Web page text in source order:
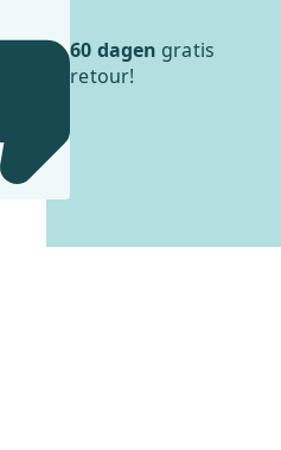
60 dagen gratis
retour!